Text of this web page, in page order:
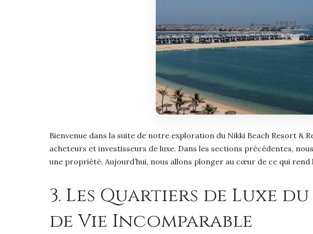
Bienvenue dans la suite de notre exploration du Nikki Beach Resort &
acheteurs et investisseurs de luxe. Dans les sections précédentes,
une propriété. Aujourd’hui, nous allons plonger au cœur de ce qui
3. Les Quartiers de Luxe
de Vie Incomparable